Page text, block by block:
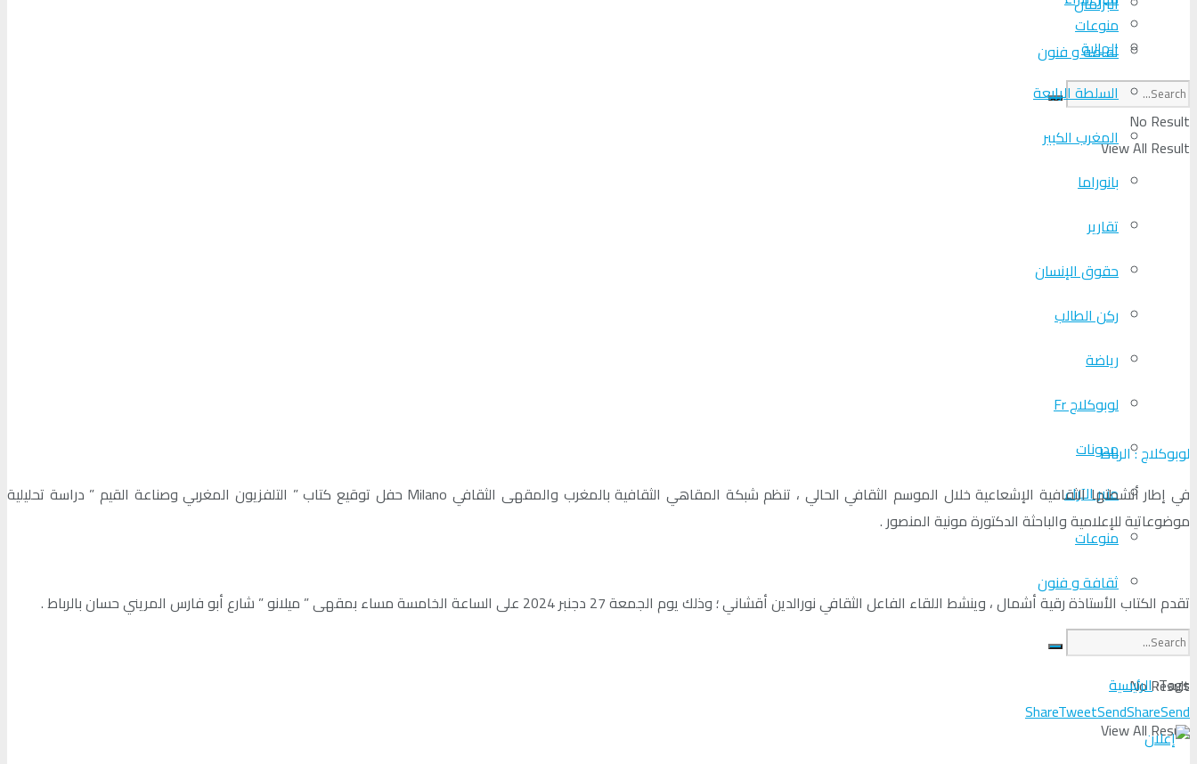
منوعات
ثقافة و فنون
No Result
View All Result
الجالية
السلطة الرابعة
المغرب الكبير
بانوراما
تقارير
حقوق الإنسان
ركن الطالب
رياضة
لوبوكلاج Fr
مدونات
منبر الآراء
منوعات
ثقافة و فنون
No Result
View All Result
لوبوكلاج : الرباط
في إطار أنشطتها الثقافية الإشعاعية خلال الموسم الثقافي الحالي ، تنظم شبكة المقاهي الثقافية بالمغرب والمقهى الثقافي Milano حفل توقيع كتاب ” التلفزيون المغربي وصناعة القيم ” دراسة تحليلية
موضوعاتية للإعلامية والباحثة الدكتورة مونية المنصور .
تقدم الكتاب الأستاذة رقية أشمال ، وينشط اللقاء الفاعل الثقافي نورالدين أقشاني ؛ وذلك يوم الجمعة 27 دجنبر 2024 على الساعة الخامسة مساء بمقهى ” ميلانو ” شارع أبو فارس المريني حسان بالرباط .
Tags: الرئيسية
ShareTweetSendShareSend